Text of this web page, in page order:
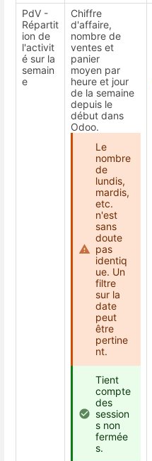
PdV -
Répartit
ion de
l'activit
é sur la
semain
e
Chiffre
d'affaire,
nombre de
ventes et
panier
moyen par
heure et jour
de la semaine
depuis le
début dans
Odoo.
Le
nombre
de
lundis,
mardis,
etc.
n'est
sans
doute
pas
identiq
ue. Un
filtre
sur la
date
peut
être
pertine
nt.
Tient
compte
des
session
s non
fermée
s.